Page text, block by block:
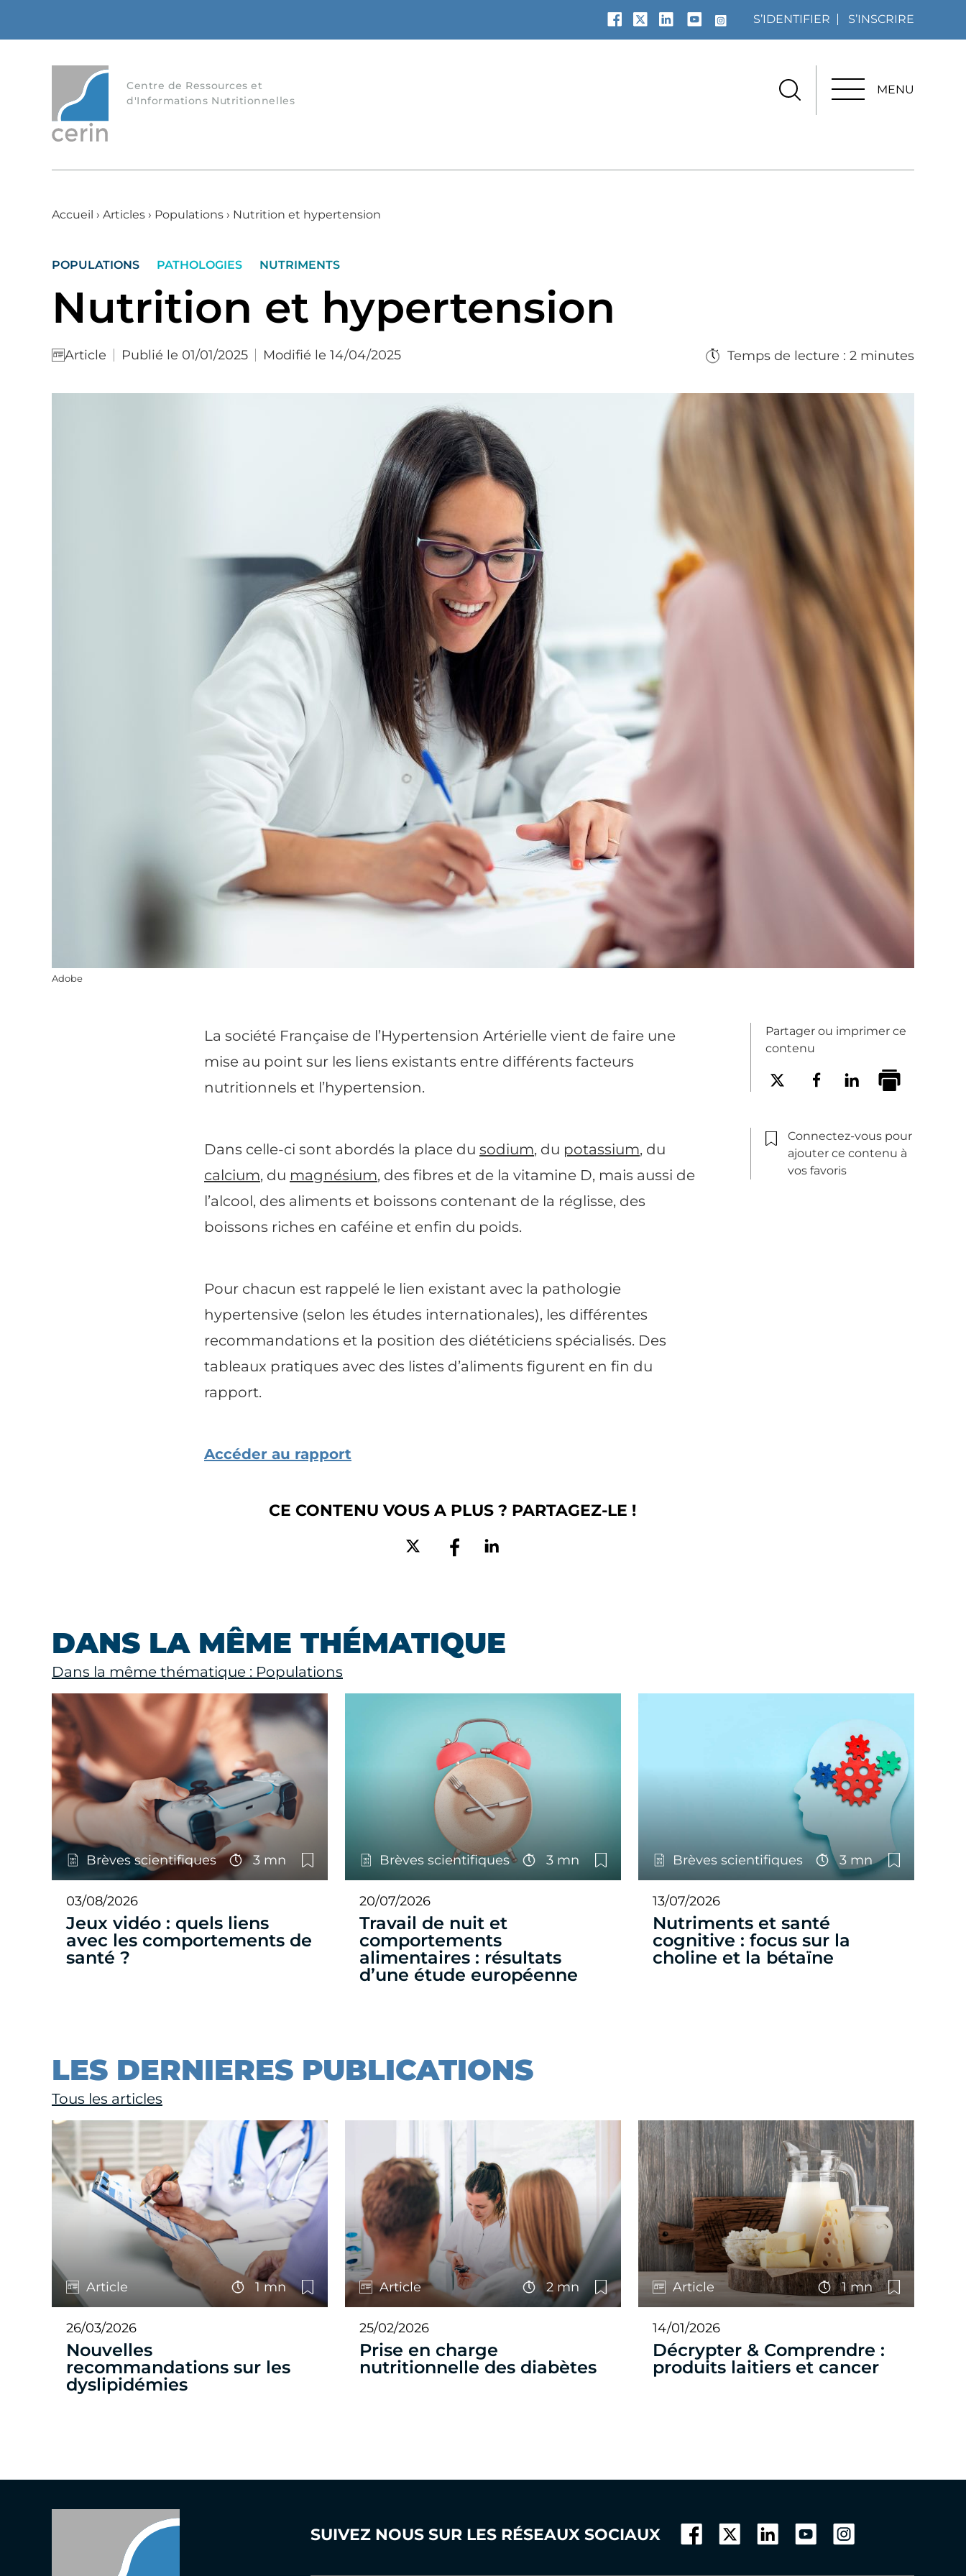
S’IDENTIFIER S’INSCRIRE
Centre de Ressources et
d'Informations Nutritionnelles
MENU
Accueil › Articles › Populations › Nutrition et hypertension
POPULATIONS PATHOLOGIES NUTRIMENTS
Nutrition et hypertension
Article Publié le 01/01/2025 Modifié le 14/04/2025 Temps de lecture : 2 minutes
Adobe
La société Française de l’Hypertension Artérielle vient de faire une
mise au point sur les liens existants entre différents facteurs
nutritionnels et l’hypertension.
Dans celle-ci sont abordés la place du sodium, du potassium, du
calcium, du magnésium, des fibres et de la vitamine D, mais aussi de
l’alcool, des aliments et boissons contenant de la réglisse, des
boissons riches en caféine et enfin du poids.
Pour chacun est rappelé le lien existant avec la pathologie
hypertensive (selon les études internationales), les différentes
recommandations et la position des diététiciens spécialisés. Des
tableaux pratiques avec des listes d’aliments figurent en fin du
rapport.
Accéder au rapport
CE CONTENU VOUS A PLUS ? PARTAGEZ-LE !
Partager ou imprimer ce
contenu
Connectez-vous pour
ajouter ce contenu à
vos favoris
DANS LA MÊME THÉMATIQUE
Dans la même thématique : Populations
Brèves scientifiques 3 mn
03/08/2026
Jeux vidéo : quels liens
avec les comportements de
santé ?
Brèves scientifiques 3 mn
20/07/2026
Travail de nuit et
comportements
alimentaires : résultats
d’une étude européenne
Brèves scientifiques 3 mn
13/07/2026
Nutriments et santé
cognitive : focus sur la
choline et la bétaïne
LES DERNIERES PUBLICATIONS
Tous les articles
Article 1 mn
26/03/2026
Nouvelles
recommandations sur les
dyslipidémies
Article 2 mn
25/02/2026
Prise en charge
nutritionnelle des diabètes
Article 1 mn
14/01/2026
Décrypter & Comprendre :
produits laitiers et cancer
SUIVEZ NOUS SUR LES RÉSEAUX SOCIAUX